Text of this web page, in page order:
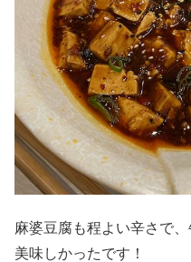
麻婆豆腐も程よい辛さで
美味しかったです！